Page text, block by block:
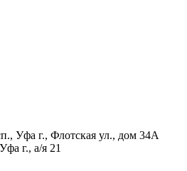
Уфа г., Флотская ул., дом 34А
г., а/я 21